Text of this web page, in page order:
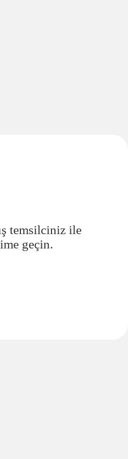
temsilciniz ile
geçin.